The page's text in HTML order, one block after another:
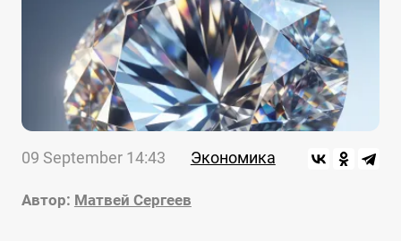
09 September 14:43 Экономика
Автор: Матвей Сергеев